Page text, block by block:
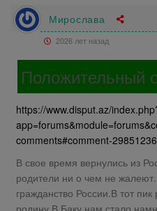
Мирослава
2026 лет назад
Положительный
https://www.disput.az/
comments#comment-29851236
В свое время вернулись из
родители ни о чем не
гражданство России.В тот
родину.В Баку нам стало